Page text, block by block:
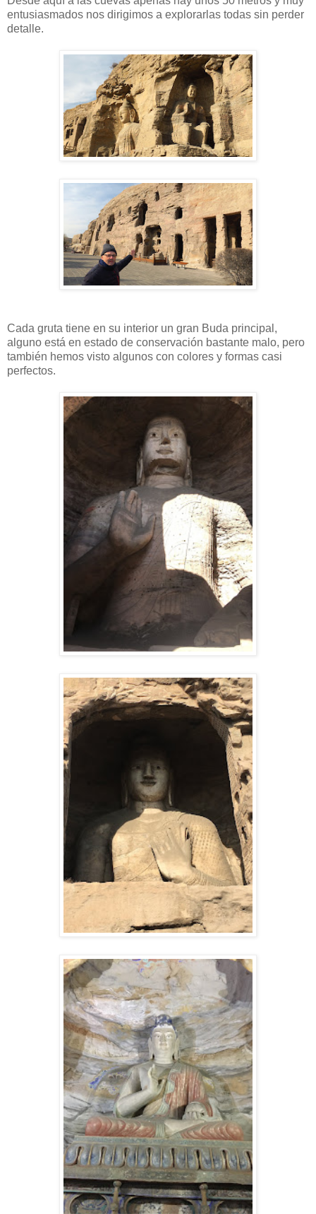
entusiasmados nos dirigimos a explorarlas todas sin perder
detalle.
Cada gruta tiene en su interior un gran Buda principal,
alguno está en estado de conservación bastante malo, pero
también hemos visto algunos con colores y formas casi
perfectos.